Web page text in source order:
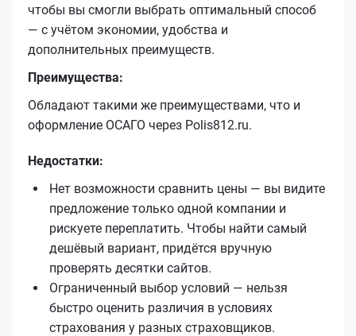
чтобы вы смогли выбрать оптимальный способ
— с учётом экономии, удобства и
дополнительных преимуществ.
Преимущества:
Обладают такими же преимуществами, что и
оформление ОСАГО через Polis812.ru.
Недостатки:
Нет возможности сравнить цены — вы видите
предложение только одной компании и
рискуете переплатить. Чтобы найти самый
дешёвый вариант, придётся вручную
проверять десятки сайтов.
Ограниченный выбор условий — нельзя
быстро оценить различия в условиях
страхования у разных страховщиков.